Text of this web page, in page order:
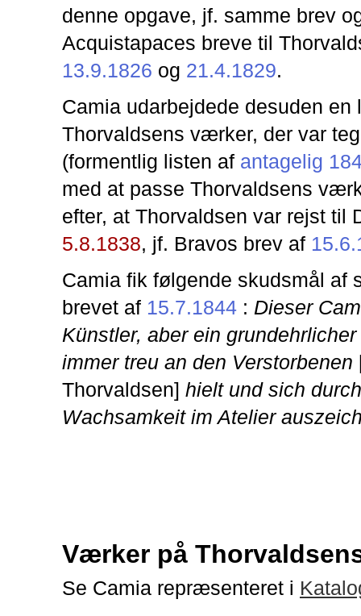
denne opgave, jf. samme brev
Acquistapaces breve til
13.9.1826 og 21.4.1829.
Camia udarbejdede desuden en
Thorvaldsens værker, der var
(formentlig listen af antagelig
med at passe Thorvaldsens
efter, at Thorvaldsen var rejst til
5.8.1838, jf. Bravos brev af
Camia fik følgende skudsmål af
brevet af 15.7.1844 : Dieser
Künstler, aber ein
immer treu an den Verstorbenen
Thorvaldsen] hielt und sich
Wachsamkeit im Atelier
Værker på
Se Camia repræsenteret i